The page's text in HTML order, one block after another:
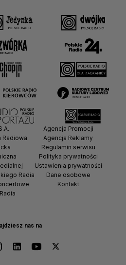
nas na
Radiowa
Radia
Agencja Promocji
Agencja Reklamy
Regulamin serwisu
Polityka prywatności
Ustawienia prywatności
Dane osobowe
Kontakt